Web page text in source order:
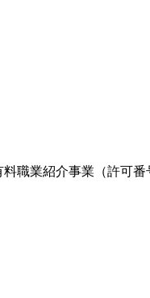
業紹介事業（許可番